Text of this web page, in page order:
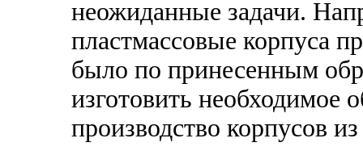
неожиданные задачи.
пластмассовые корпуса
было по принесенным
изготовить необходимое
производство корпусов